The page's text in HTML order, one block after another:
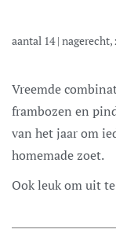
aantal 14| nagerecht,
Vreemde combinatie? Ja, en toch verrijken zoete
frambozen en
van het jaar om
homemade zoet.
Ook leuk om uit